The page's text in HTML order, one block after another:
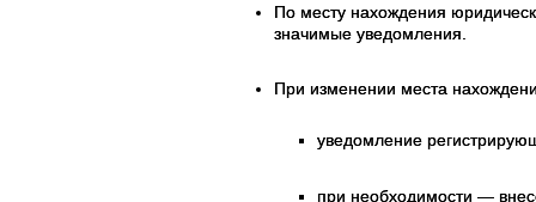
По месту нахождения
значимые уведомления.
При изменении места
уведомление
при необходимости —